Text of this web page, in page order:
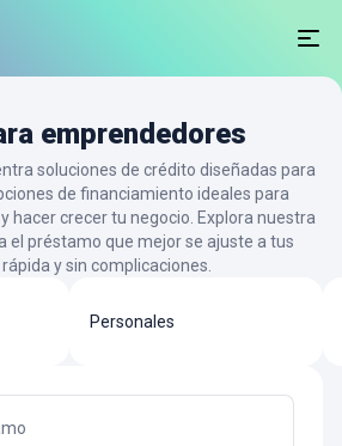
emprendedores
soluciones de crédito diseñadas para
de financiamiento ideales para
hacer crecer tu negocio. Explora nuestra
el préstamo que mejor se ajuste a tus
y sin complicaciones.
Personales